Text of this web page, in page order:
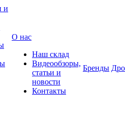
О нас
Наш склад
Видеообзоры,
статьи и
новости
Контакты
Бренды